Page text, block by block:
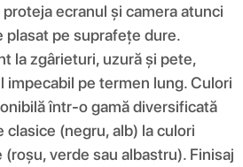
ecranul și camera atunci
pe suprafețe dure.
la zgârieturi, uzură și pete,
impecabil pe termen lung. Culori
într-o gamă diversificată
clasice (negru, alb) la culori
verde sau albastru). Finisaj